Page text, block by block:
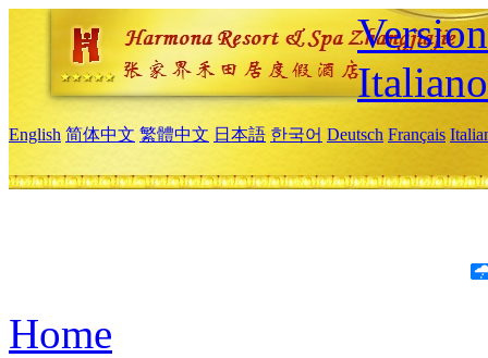
Italiano
English 简体中文 繁體中文 日本語 한국어 Deutsch Français
Home